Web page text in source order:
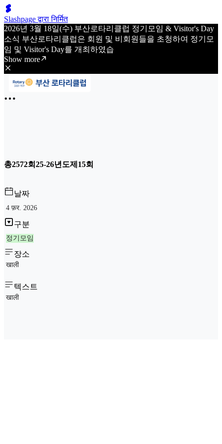
Slashpage द्वारा निर्मित
2026년 3월 18일(수) 부산로타리클럽 정기모임 & Visitor's Day
소식 부산로타리클럽은 회원 및 비회원들을 초청하여 정기모
임 및 Visitor's Day를 개최하였습
Show more
총2572회25-26년도제15회
날짜
4 फ़र. 2026
구분
정기모임
장소
खाली
텍스트
खाली